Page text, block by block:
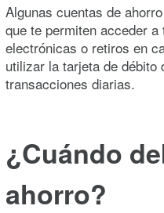
Algunas cuentas de
que te permiten acceder
electrónicas o retiros en
utilizar la tarjeta de débito
transacciones diarias.
¿Cuándo
ahorro?